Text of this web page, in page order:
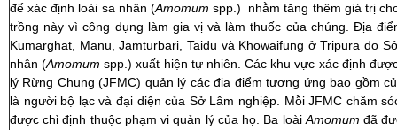
để xác định loài sa nhân (Amomum spp.) nhằm tăng thêm giá trị
trồng này vì công dụng làm gia vị và làm thuốc của chúng. Địa
Kumarghat, Manu, Jamturbari, Taidu và Khowaifung ở Tripura do
nhân (Amomum spp.) xuất hiện tự nhiên. Các khu vực xác định
lý Rừng Chung (JFMC) quản lý các địa điểm tương ứng bao gồm
là người bộ lạc và đại diện của Sở Lâm nghiệp. Mỗi JFMC chăm
được chỉ định thuộc phạm vi quản lý của họ. Ba loài Amomum đã